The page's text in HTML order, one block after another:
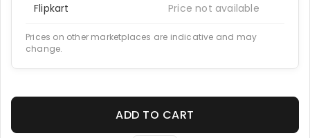
Flipkart Price not available
Prices on other marketplaces are indicative and may
change.
ADD TO CART